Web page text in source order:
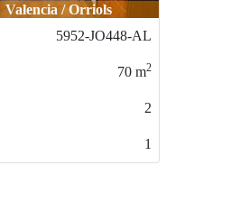
Valencia / Orriols
5952-JO448-AL
70m 2
Valencia / Orriols
5952-JO448-AL
70m2
2
1